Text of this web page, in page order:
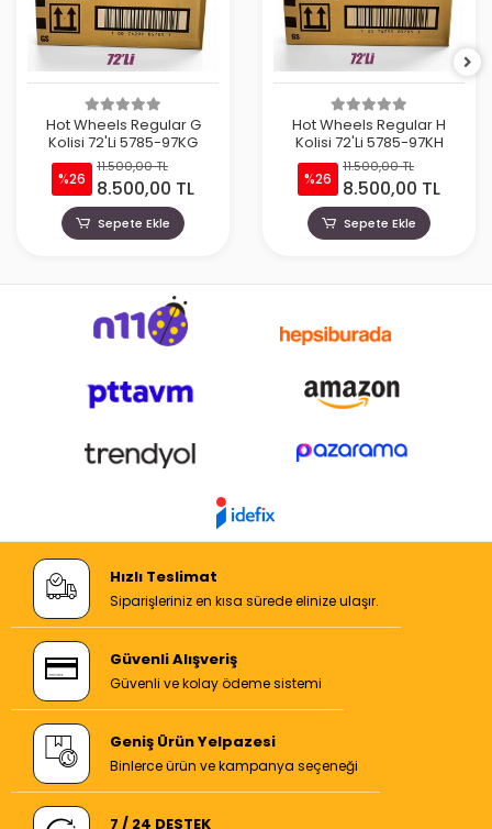
Hot Wheels Regular G
Kolisi 72'Li 5785-97KG
%26
11.500,00 TL
8.500,00 TL
Sepete Ekle
Hot Wheels Regular H
Kolisi 72'Li 5785-97KH
%26
11.500,00 TL
8.500,00 TL
Sepete Ekle
Hızlı Teslimat
Siparişleriniz en kısa sürede elinize ulaşır.
Güvenli Alışveriş
Güvenli ve kolay ödeme sistemi
Geniş Ürün Yelpazesi
Binlerce ürün ve kampanya seçeneği
7 / 24 DESTEK